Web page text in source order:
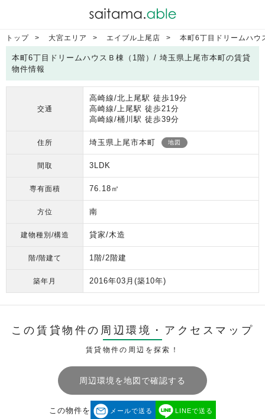
トップ 大宮エリア エイブル上尾店 本町6丁目ドリームハウ
本町6丁目ドリームハウスＢ棟（1階）/ 埼玉県上尾市本町の賃貸
物件情報
交通
高崎線/北上尾駅 徒歩19分
高崎線/上尾駅 徒歩21分
高崎線/桶川駅 徒歩39分
住所 埼玉県上尾市本町 地図
間取 3LDK
専有面積 76.18㎡
方位 南
建物種別/構造 貸家/木造
階/階建て 1階/2階建
築年月 2016年03月 (築10年)
この賃貸物件の周辺環境・ アクセスマップ
賃貸物件の周辺を探索！
周辺環境を地図で確認する
この物件を メールで送る LINEで送る